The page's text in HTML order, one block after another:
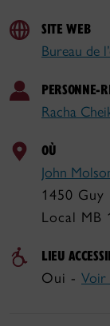
SITE WEB
Bureau de
PERSONNE-
Racha
OÙ
John
1450 Guy
Local MB
LIEU
Oui - Voir